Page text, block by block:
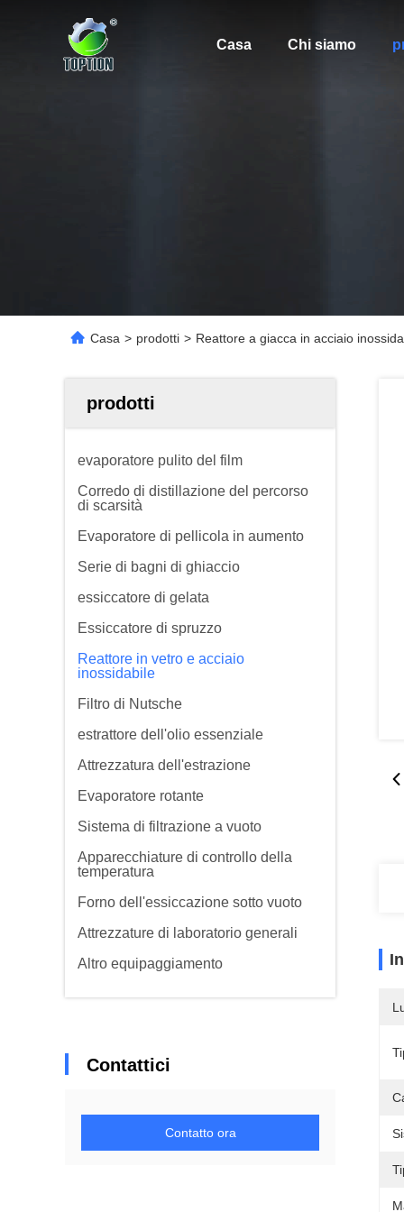
Casa Chi siamo
Casa > prodotti > Reattore a giacca in acciaio
prodotti
evaporatore pulito del film
Corredo di distillazione del percorso
di scarsità
Evaporatore di pellicola in aumento
Serie di bagni di ghiaccio
essiccatore di gelata
Essiccatore di spruzzo
Reattore in vetro e acciaio
inossidabile
Filtro di Nutsche
estrattore dell'olio essenziale
Attrezzatura dell'estrazione
Evaporatore rotante
Sistema di filtrazione a vuoto
Apparecchiature di controllo della
temperatura
Forno dell'essiccazione sotto vuoto
Attrezzature di laboratorio generali
Altro equipaggiamento
Contattici
Contatto ora